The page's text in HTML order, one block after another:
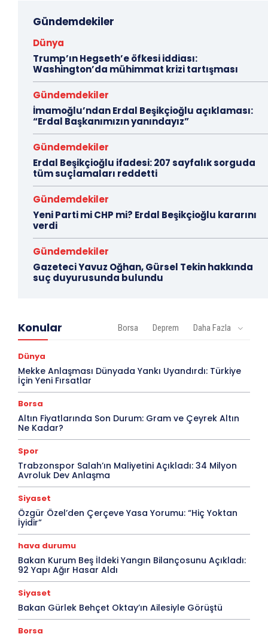
Gündemdekiler
Dünya
Trump’ın Hegseth’e öfkesi iddiası:
Washington’da mühimmat krizi tartışması
Gündemdekiler
İmamoğlu’ndan Erdal Beşikçioğlu açıklaması:
“Erdal Başkanımızın yanındayız”
Gündemdekiler
Erdal Beşikçioğlu ifadesi: 207 sayfalık sorguda
tüm suçlamaları reddetti
Gündemdekiler
Yeni Parti mi CHP mi? Erdal Beşikçioğlu kararını
verdi
Gündemdekiler
Gazeteci Yavuz Oğhan, Gürsel Tekin hakkında
suç duyurusunda bulundu
Konular Borsa Deprem Daha Fazla
Dünya
Mekke Anlaşması Dünyada Yankı Uyandırdı: Türkiye
İçin Yeni Fırsatlar
Borsa
Altın Fiyatlarında Son Durum: Gram ve Çeyrek Altın
Ne Kadar?
Spor
Trabzonspor Salah’ın Maliyetini Açıkladı: 34 Milyon
Avroluk Dev Anlaşma
Siyaset
Özgür Özel’den Çerçeve Yasa Yorumu: “Hiç Yoktan
İyidir”
hava durumu
Bakan Kurum Beş İldeki Yangın Bilançosunu Açıkladı:
92 Yapı Ağır Hasar Aldı
Siyaset
Bakan Gürlek Behçet Oktay’ın Ailesiyle Görüştü
Borsa